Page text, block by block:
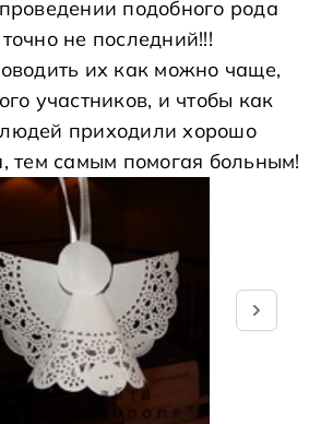
подобного рода
не последний!!!
их как можно чаще,
участников, и чтобы как
приходили хорошо
тем самым помогая больным!